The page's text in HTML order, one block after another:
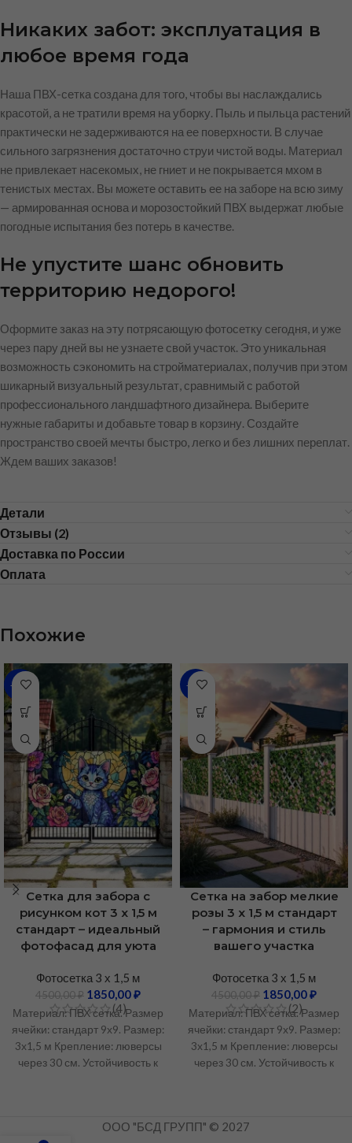
Никаких забот: эксплуатация в
любое время года
Наша ПВХ-сетка создана для того, чтобы вы наслаждались
красотой, а не тратили время на уборку. Пыль и пыльца растений
практически не задерживаются на ее поверхности. В случае
сильного загрязнения достаточно струи чистой воды. Материал
не привлекает насекомых, не гниет и не покрывается мхом в
тенистых местах. Вы можете оставить ее на заборе на всю зиму
— армированная основа и морозостойкий ПВХ выдержат любые
погодные испытания без потерь в качестве.
Не упустите шанс обновить
территорию недорого!
Оформите заказ на эту потрясающую фотосетку сегодня, и уже
через пару дней вы не узнаете свой участок. Это уникальная
возможность сэкономить на стройматериалах, получив при этом
шикарный визуальный результат, сравнимый с работой
профессионального ландшафтного дизайнера. Выберите
нужные габариты и добавьте товар в корзину. Создайте
пространство своей мечты быстро, легко и без лишних переплат.
Ждем ваших заказов!
Детали
Отзывы (2)
Доставка по России
Оплата
Похожие
-59%
Сетка для забора с
рисунком кот 3 х 1,5 м
стандарт – идеальный
фотофасад для уюта
Фотосетка 3 х 1,5 м
4500,00₽ 1850,00₽
(4)
Материал: ПВХ сетка. Размер
ячейки: стандарт 9х9. Размер:
3х1,5 м Крепление: люверсы
через 30 см. Устойчивость к
🏷️ Напрямую
-59%
Сетка на забор мелкие
розы 3 х 1,5 м стандарт
– гармония и стиль
вашего участка
Фотосетка 3 х 1,5 м
4500,00₽ 1850,00₽
(2)
Материал: ПВХ сетка. Размер
ячейки: стандарт 9х9. Размер:
3х1,5 м Крепление: люверсы
через 30 см. Устойчивость к
🏷️ Напрямую
ООО "БСД ГРУПП" © 2027